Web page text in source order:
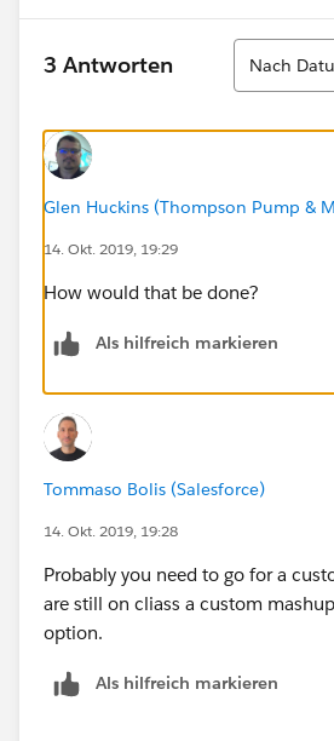
3 Antworten
Sortieren
Nach
Glen Huckins (Thompson Pump &
14. Okt. 2019, 19:29
How would that be done?
Als hilfreich markieren
Tommaso Bolis (Salesforce)
14. Okt. 2019, 19:28
Probably you need to go for a
are still on cliass a custom
option.
Als hilfreich markieren